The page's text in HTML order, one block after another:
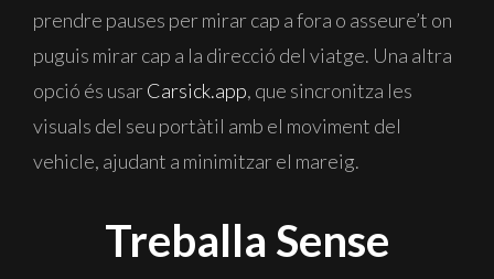
prendre pauses per mirar cap a fora o asseure’t on
puguis mirar cap a la direcció del viatge. Una altra
opció és usarCarsick.app, que sincronitza les
visuals del seu portàtil amb el moviment del
vehicle, ajudant a minimitzar el mareig.
Treballa Sense